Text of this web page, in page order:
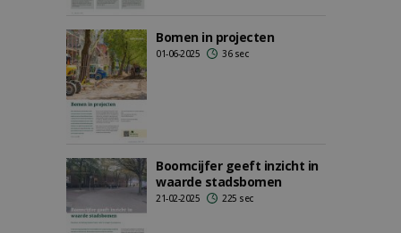
Bomen in projecten
01-06-2025 36 sec
Boomcijfer geeft inzicht in
waarde stadsbomen
21-02-2025 225 sec